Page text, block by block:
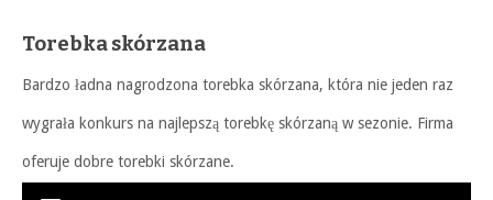
Torebka skórzana
Bardzo ładna nagrodzona torebka skórzana, która nie jeden raz
wygrała konkurs na najlepszą torebkę skórzaną w sezonie. Firma
oferuje dobre torebki skórzane.